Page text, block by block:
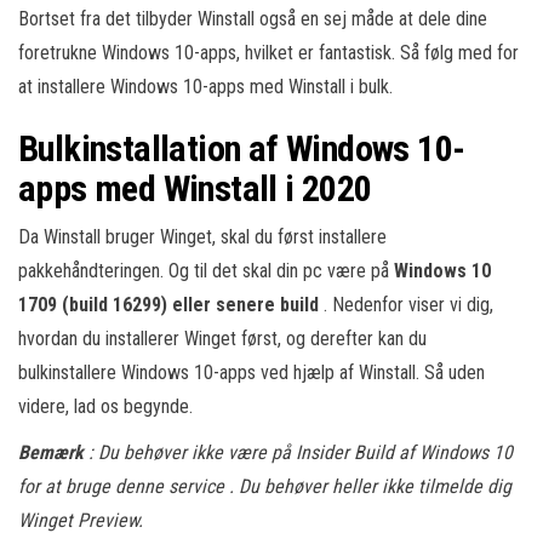
Bortset fra det tilbyder Winstall også en sej måde at dele dine
foretrukne Windows 10-apps, hvilket er fantastisk. Så følg med for
at installere Windows 10-apps med Winstall i bulk.
Bulkinstallation af Windows 10-
apps med Winstall i 2020
Da Winstall bruger Winget, skal du først installere
pakkehåndteringen. Og til det skal din pc være på Windows 10
1709 (build 16299) eller senere build . Nedenfor viser vi dig,
hvordan du installerer Winget først, og derefter kan du
bulkinstallere Windows 10-apps ved hjælp af Winstall. Så uden
videre, lad os begynde.
Bemærk: Du behøver ikke være på Insider Build af Windows 10
for at bruge denne service . Du behøver heller ikke tilmelde dig
Winget Preview.